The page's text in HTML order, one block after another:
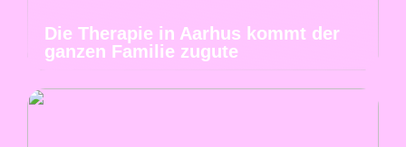
Die Therapie in Aarhus kommt der
ganzen Familie zugute